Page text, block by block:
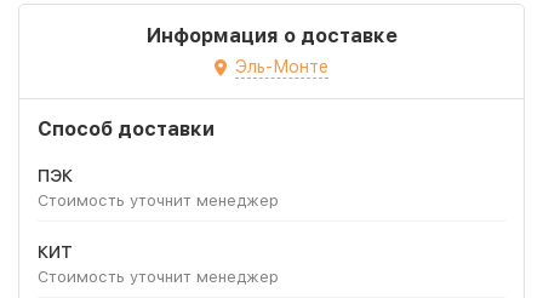
Информация о доставке
Эль-Монте
Способ доставки
ПЭК
Стоимость уточнит менеджер
КИТ
Стоимость уточнит менеджер